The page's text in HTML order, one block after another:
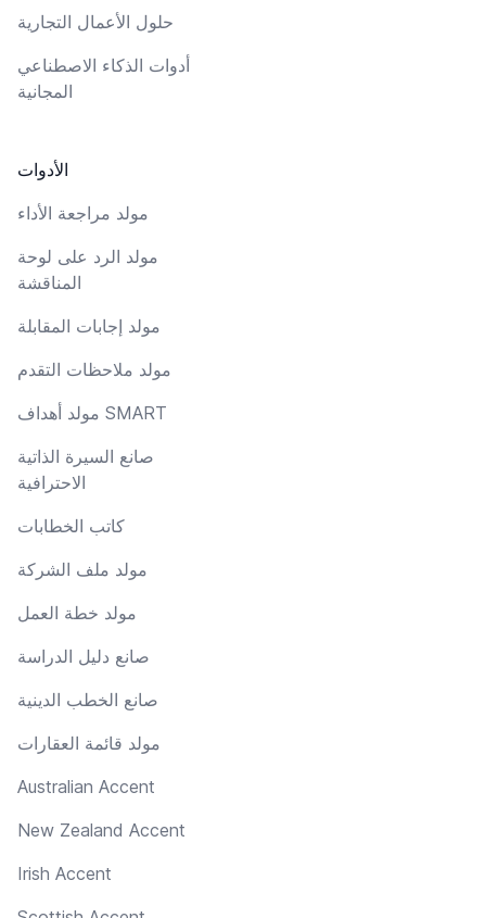
حلول الأعمال التجارية
أدوات الذكاء الاصطناعي
المجانية
الأدوات
مولد مراجعة الأداء
مولد الرد على لوحة
المناقشة
مولد إجابات المقابلة
مولد ملاحظات التقدم
مولد أهداف SMART
صانع السيرة الذاتية
الاحترافية
كاتب الخطابات
مولد ملف الشركة
مولد خطة العمل
صانع دليل الدراسة
صانع الخطب الدينية
مولد قائمة العقارات
Australian Accent
New Zealand Accent
Irish Accent